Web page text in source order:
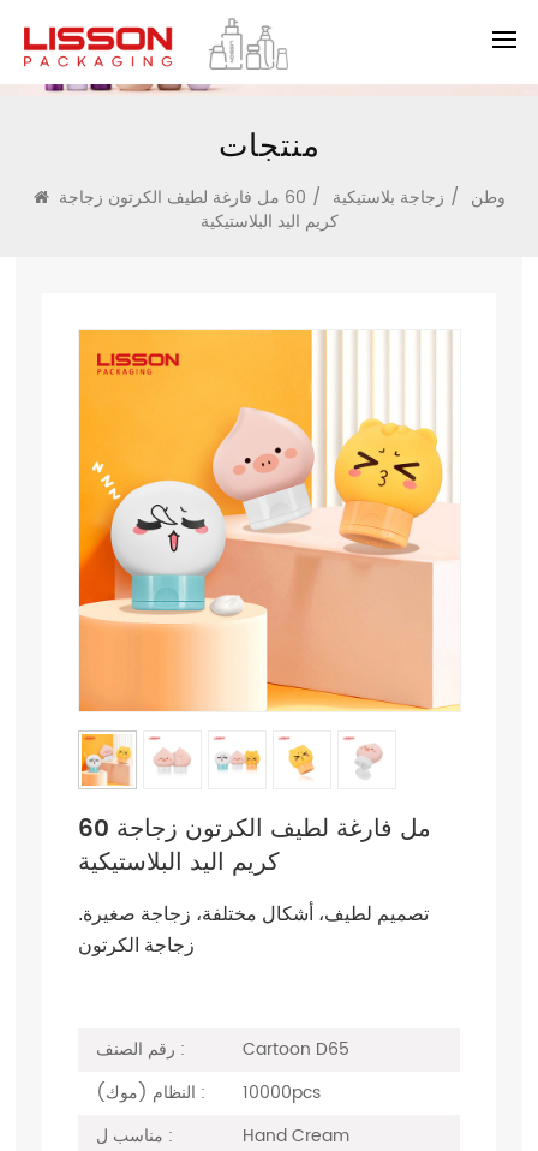
منتجات
وطن / زجاجة بلاستيكية /
60 مل فارغة لطيف الكرتون زجاجة
كريم اليد البلاستيكية
60 مل فارغة لطيف الكرتون زجاجة
كريم اليد البلاستيكية
تصميم لطيف، أشكال مختلفة، زجاجة صغيرة.
زجاجة الكرتون
رقم الصنف :
Cartoon D65
النظام (موك) :
10000pcs
مناسب ل :
Hand Cream